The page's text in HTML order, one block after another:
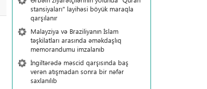
stansiyaları" layihəsi böyük maraqla
qarşılanır
Malayziya və Braziliyanın İslam
təşkilatları arasında əməkdaşlıq
memorandumu imzalanıb
İngiltərədə məscid qarşısında baş
verən atışmadan sonra bir nəfər
saxlanılıb